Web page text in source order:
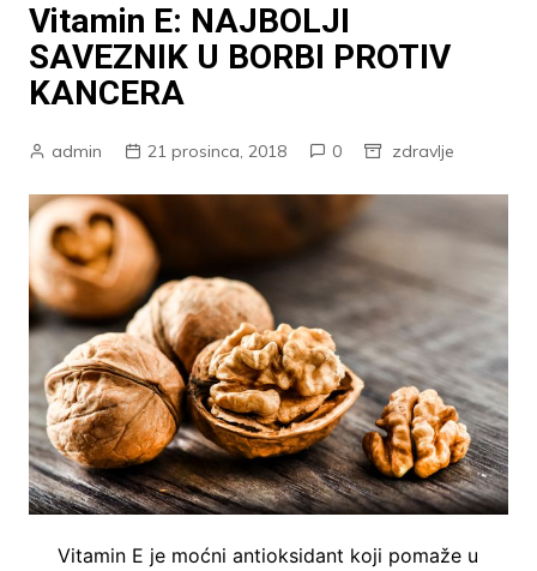
Vitamin E: NAJBOLJI
SAVEZNIK U BORBI PROTIV
KANCERA
admin 21 prosinca, 2018 0 zdravlje
Vitamin E je moćni antioksidant koji pomaže u